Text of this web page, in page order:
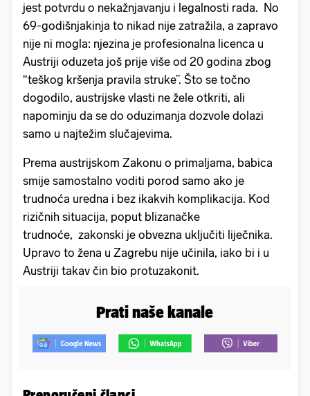
jest potvrdu o nekažnjavanju i legalnosti rada. No
69-godišnjakinja to nikad nije zatražila, a zapravo
nije ni mogla: njezina je profesionalna licenca u
Austriji oduzeta još prije više od 20 godina zbog
“teškog kršenja pravila struke”. Što se točno
dogodilo, austrijske vlasti ne žele otkriti, ali
napominju da se do oduzimanja dozvole dolazi
samo u najtežim slučajevima.
Prema austrijskom Zakonu o primaljama, babica
smije samostalno voditi porod samo ako je
trudnoća uredna i bez ikakvih komplikacija. Kod
rizičnih situacija, poput blizanačke
trudnoće, zakonski je obvezna uključiti liječnika.
Upravo to žena u Zagrebu nije učinila, iako bi i u
Austriji takav čin bio protuzakonit.
Prati naše kanale